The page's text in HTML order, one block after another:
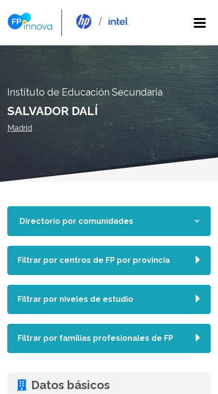
Instituto de Educación Secundaria
SALVADOR DALÍ
Madrid
Datos básicos
Filtrar por centros de FP por provincia
Filtrar por niveles de estudio
Filtrar por familias profesionales de FP